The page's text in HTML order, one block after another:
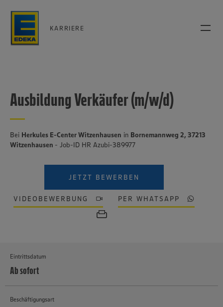
KARRIERE
Ausbildung Verkäufer (m/w/d)
Bei Herkules E-Center Witzenhausen in Bornemannweg 2, 37213
Witzenhausen - Job-ID HR Azubi-389977
JETZT BEWERBEN
VIDEOBEWERBUNG PER WHATSAPP
Eintrittsdatum
Ab sofort
Beschäftigungsart